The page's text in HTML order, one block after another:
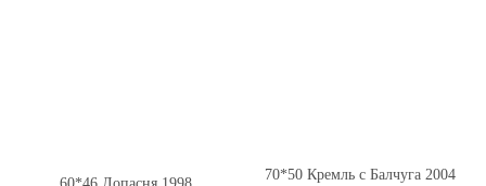
70*50 Кремль с Балчуга 2004